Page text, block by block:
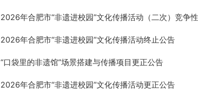
2026年合肥市“非遗进校园”文化传播活动（二次）竞争
2026年合肥市“非遗进校园”文化传播活动终止公告
“口袋里的非遗馆”场景搭建与传播项目更正公告
2026年合肥市“非遗进校园”文化传播活动更正公告